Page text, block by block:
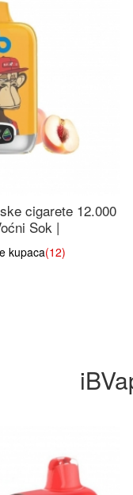
cigarete 12.000
Sok |
kupaca(12)